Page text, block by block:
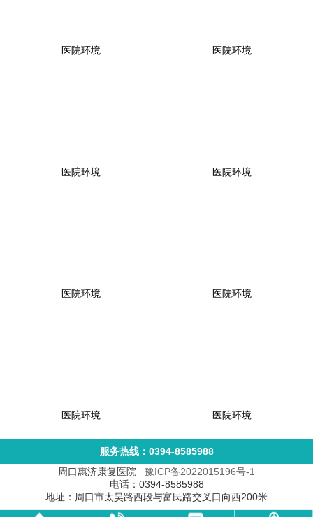
医院环境 医院环境
医院环境 医院环境
医院环境 医院环境
医院环境 医院环境
服务热线：0394-8585988
周口惠济康复医院 豫ICP备2022015196号-1
电话：0394-8585988
地址：周口市太昊路西段与富民路交叉口向西200米